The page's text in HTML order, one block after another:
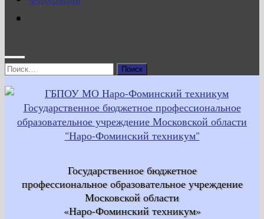
Найти:
Государственное бюджетное
профессиональное образовательное учреждение
Московской области
«Наро-Фоминский техникум»